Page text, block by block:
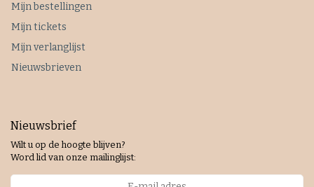
Mijn bestellingen
Mijn tickets
Mijn verlanglijst
Nieuwsbrieven
Nieuwsbrief
Wilt u op de hoogte blijven?
Word lid van onze mailinglijst: